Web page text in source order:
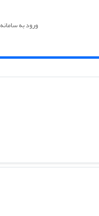
ورود به سامانه